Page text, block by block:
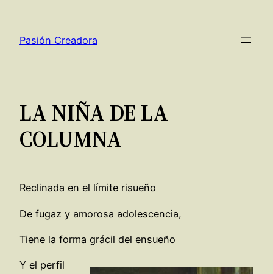
contenido
Pasión Creadora
LA NIÑA DE LA
COLUMNA
Reclinada en el límite risueño
De fugaz y amorosa adolescencia,
Tiene la forma grácil del ensueño
Y el perfil